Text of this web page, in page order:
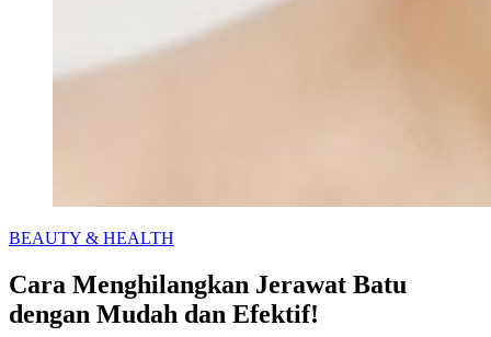
Categories
BEAUTY & HEALTH
Cara Menghilangkan Jerawat Batu
dengan Mudah dan Efektif!